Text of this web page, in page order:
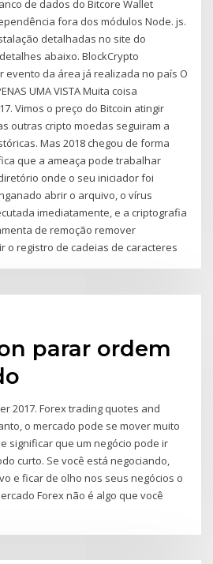
de dados do Bitcore Wallet
fora dos módulos Node. js.
detalhadas no site do
abaixo. BlockCrypto
evento da área já realizada no país O
UMA VISTA Muita coisa
Vimos o preço do Bitcoin atingir
outras cripto moedas seguiram a
Mas 2018 chegou de forma
que a ameaça pode trabalhar
onde o seu iniciador foi
abrir o arquivo, o vírus
imediatamente, e a criptografia
de remoção remover
o registro de cadeias de caracteres
parar ordem
2017. Forex trading quotes and
o mercado pode se mover muito
significar que um negócio pode ir
curto. Se você está negociando,
e ficar de olho nos seus negócios o
Forex não é algo que você